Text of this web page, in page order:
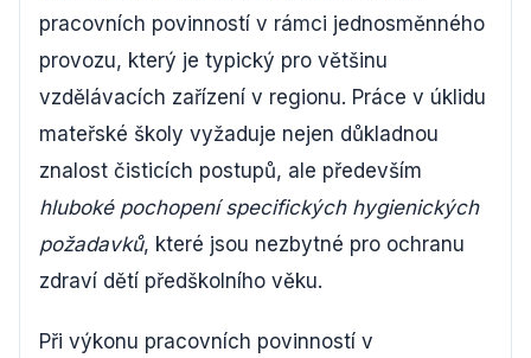
pracovních povinností v rámci jednosměnného
provozu, který je typický pro většinu
vzdělávacích zařízení v regionu. Práce v úklidu
mateřské školy vyžaduje nejen důkladnou
znalost čisticích postupů, ale především
hluboké pochopení specifických hygienických
požadavků, které jsou nezbytné pro ochranu
zdraví dětí předškolního věku.
Při výkonu pracovních povinností v